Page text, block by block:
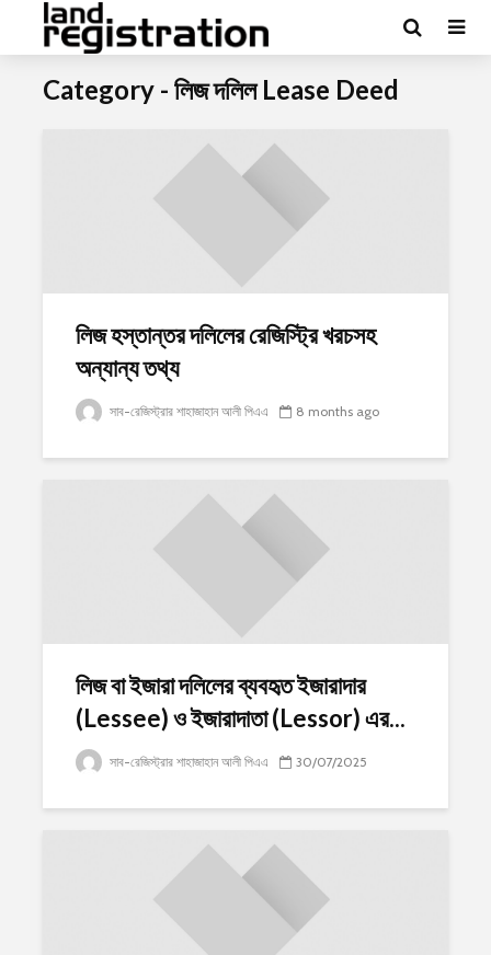
Category - লিজ দলিল Lease Deed
লিজ হস্তান্তর দলিলের রেজিস্ট্রি খরচসহ
অন্যান্য তথ্য
সাব-রেজিস্ট্রার শাহাজাহান আলী পিএএ 8 months ago
লিজ বা ইজারা দলিলের ব্যবহৃত ইজারাদার
(Lessee) ও ইজারাদাতা (Lessor) এর...
সাব-রেজিস্ট্রার শাহাজাহান আলী পিএএ 30/07/2025